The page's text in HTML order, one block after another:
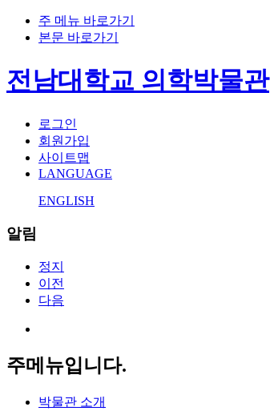
주 메뉴 바로가기
본문 바로가기
전남대학교 의학박물관
로그인
회원가입
사이트맵
LANGUAGE
ENGLISH
알림
정지
이전
다음
주메뉴입니다.
박물관 소개